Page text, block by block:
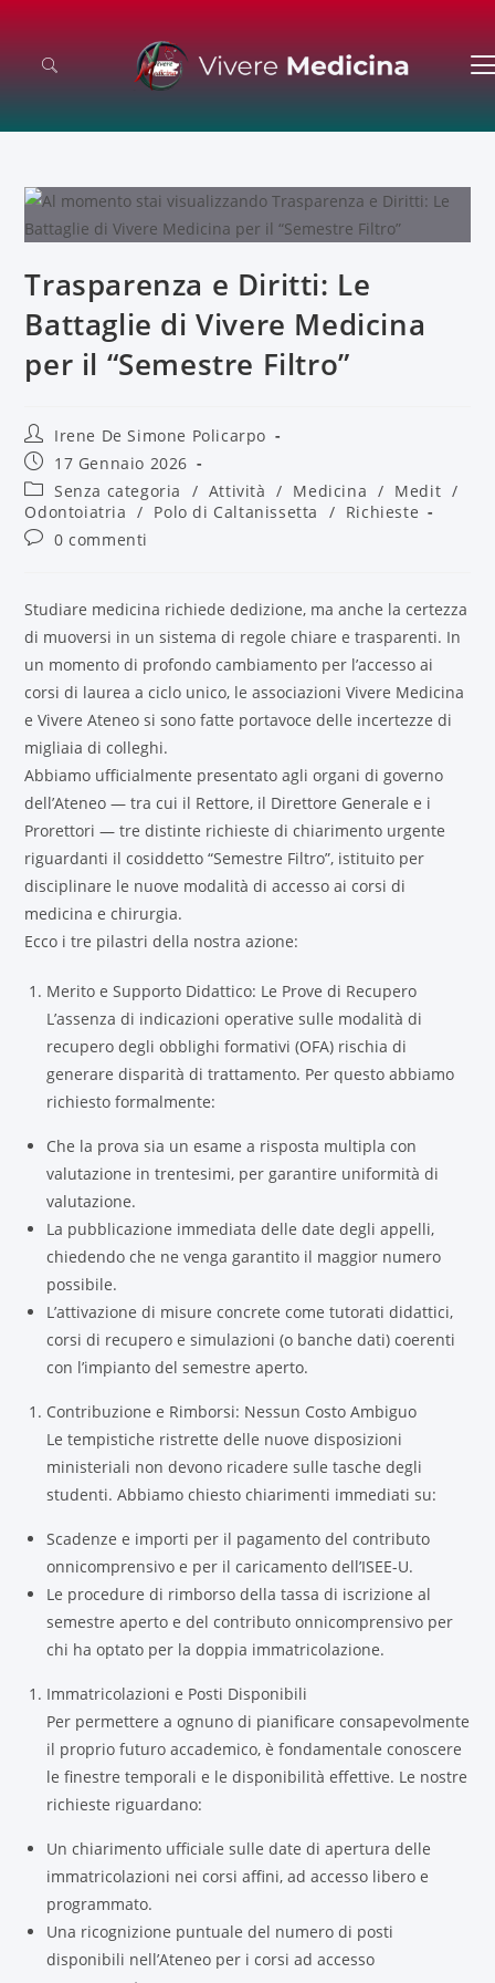
Trasparenza e Diritti: Le
Battaglie di Vivere Medicina
per il “Semestre Filtro”
Irene De Simone Policarpo
17 Gennaio 2026
Senza categoria
/ Attività / Medicina / Medit /
Odontoiatria / Polo di Caltanissetta / Richieste
0 commenti
Studiare medicina richiede dedizione, ma anche la certezza
di muoversi in un sistema di regole chiare e trasparenti. In
un momento di profondo cambiamento per l’accesso ai
corsi di laurea a ciclo unico, le associazioni Vivere Medicina
e Vivere Ateneo si sono fatte portavoce delle incertezze di
migliaia di colleghi.
Abbiamo ufficialmente presentato agli organi di governo
dell’Ateneo — tra cui il Rettore, il Direttore Generale e i
Prorettori — tre distinte richieste di chiarimento urgente
riguardanti il cosiddetto “Semestre Filtro”, istituito per
disciplinare le nuove modalità di accesso ai corsi di
medicina e chirurgia.
Ecco i tre pilastri della nostra azione:
Merito e Supporto Didattico: Le Prove di Recupero
L’assenza di indicazioni operative sulle modalità di
recupero degli obblighi formativi (OFA) rischia di
generare disparità di trattamento. Per questo abbiamo
richiesto formalmente:
Che la prova sia un esame a risposta multipla con
valutazione in trentesimi, per garantire uniformità di
valutazione.
La pubblicazione immediata delle date degli appelli,
chiedendo che ne venga garantito il maggior numero
possibile.
L’attivazione di misure concrete come tutorati didattici,
corsi di recupero e simulazioni (o banche dati) coerenti
con l’impianto del semestre aperto.
Contribuzione e Rimborsi: Nessun Costo Ambiguo
Le tempistiche ristrette delle nuove disposizioni
ministeriali non devono ricadere sulle tasche degli
studenti. Abbiamo chiesto chiarimenti immediati su:
Scadenze e importi per il pagamento del contributo
onnicomprensivo e per il caricamento dell’ISEE-U.
Le procedure di rimborso della tassa di iscrizione al
semestre aperto e del contributo onnicomprensivo per
chi ha optato per la doppia immatricolazione.
Immatricolazioni e Posti Disponibili
Per permettere a ognuno di pianificare consapevolmente
il proprio futuro accademico, è fondamentale conoscere
le finestre temporali e le disponibilità effettive. Le nostre
richieste riguardano:
Un chiarimento ufficiale sulle date di apertura delle
immatricolazioni nei corsi affini, ad accesso libero e
programmato.
Una ricognizione puntuale del numero di posti
disponibili nell’Ateneo per i corsi ad accesso